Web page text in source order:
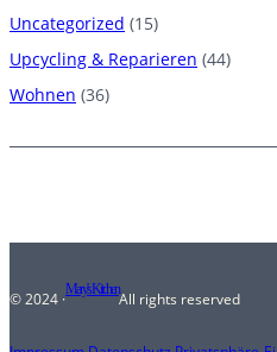
Uncategorized (15)
Upcycling & Reparieren (44)
Wohnen (36)
© 2024 ·Mary's KitchenAll rights reserved